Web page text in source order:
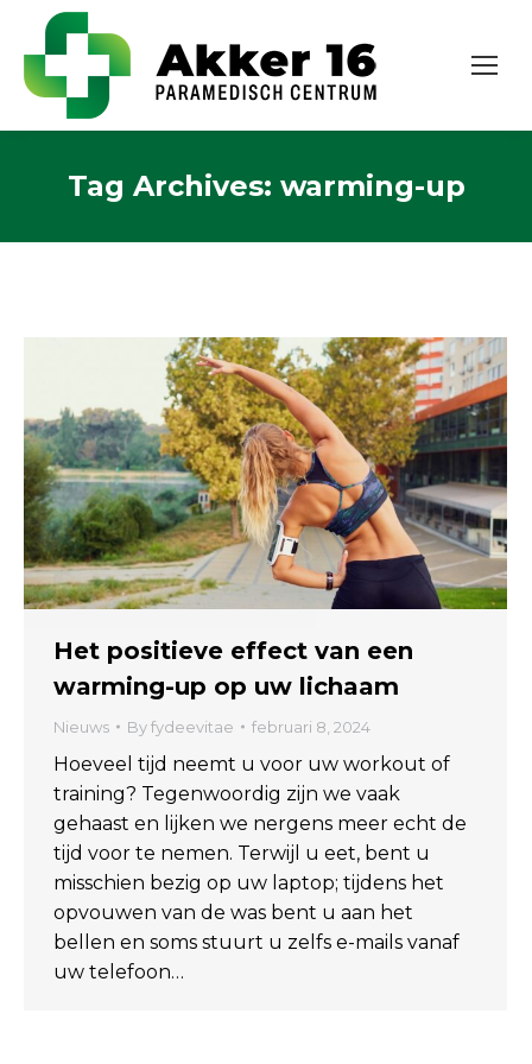
Tag Archives: warming-up
Het positieve effect van een
warming-up op uw lichaam
Nieuws Byfydeevitae februari 8, 2024
Hoeveel tijd neemt u voor uw workout of
training? Tegenwoordig zijn we vaak
gehaast en lijken we nergens meer echt de
tijd voor te nemen. Terwijl u eet, bent u
misschien bezig op uw laptop; tijdens het
opvouwen van de was bent u aan het
bellen en soms stuurt u zelfs e-mails vanaf
uw telefoon…